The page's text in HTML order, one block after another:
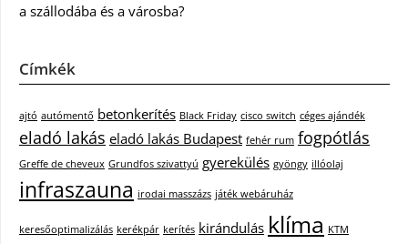
a szállodába és a városba?
Címkék
ajtó autómentő betonkerítés Black Friday cisco switch céges ajándék
eladó lakás eladó lakás Budapest fehér rum fogpótlás
Greffe de cheveux Grundfos szivattyú gyerekülés gyöngy illóolaj
infraszauna irodai masszázs játék webáruház
keresőoptimalizálás kerékpár kerítés kirándulás klíma KTM